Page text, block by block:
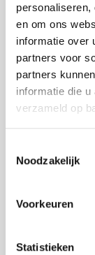
en om ons
informatie over
partners voor
partners
informatie die
verzameld op
Noodzakelijk
Voorkeuren
Statistieken
Jouw
adviseurs
feedback